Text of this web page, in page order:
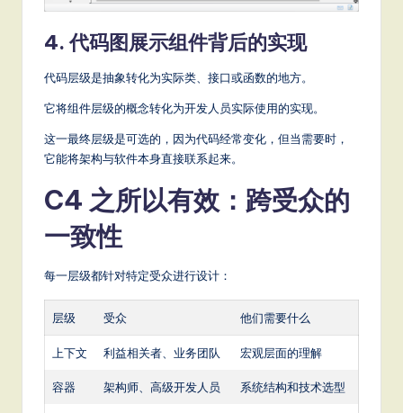
4. 代码图展示组件背后的实现
代码层级是抽象转化为实际类、接口或函数的地方。
它将组件层级的概念转化为开发人员实际使用的实现。
这一最终层级是可选的，因为代码经常变化，但当需要时，
它能将架构与软件本身直接联系起来。
C4 之所以有效：跨受众的
一致性
每一层级都针对特定受众进行设计：
层级 受众 他们需要什么
上下文 利益相关者、业务团队 宏观层面的理解
容器 架构师、高级开发人员 系统结构和技术选型